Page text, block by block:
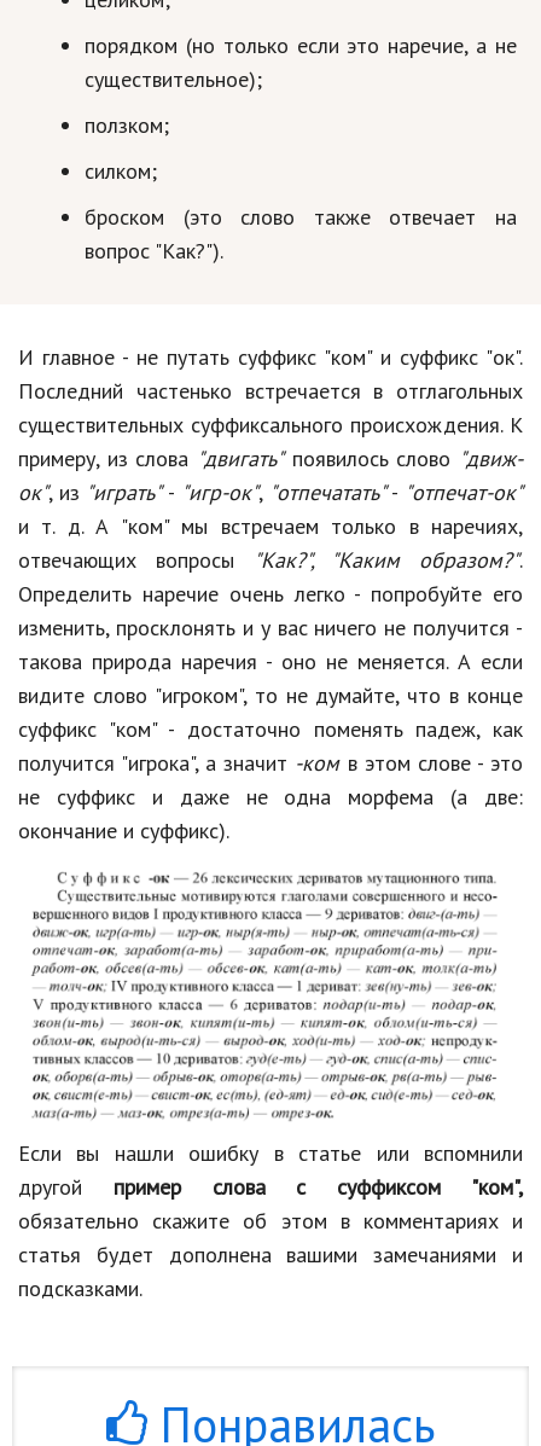
порядком (но только если это наречие, а не
существительное);
ползком;
силком;
броском (это слово также отвечает на
вопрос "Как?").
И главное - не путать суффикс "ком" и суффикс "ок".
Последний частенько встречается в отглагольных
существительных суффиксального происхождения. К
примеру, из слова "двигать"появилось слово "движ-
ок", из "играть"- "игр-ок", "отпечатать"- "отпечат-ок"
и т. д. А "ком" мы встречаем только в наречиях,
отвечающих вопросы
"Как?", "Каким образом?".
Определить наречие очень легко - попробуйте его
изменить, просклонять и у вас ничего не получится -
такова природа наречия - оно не меняется. А если
видите слово "игроком", то не думайте, что в конце
суффикс "ком" - достаточно поменять падеж, как
получится "игрока", а значит -комв этом слове - это
не суффикс и даже не одна морфема (а две:
окончание и суффикс).
Если вы нашли ошибку в статье или вспомнили
другой пример слова с суффиксом "ком",
обязательно скажите об этом в комментариях и
статья будет дополнена вашими замечаниями и
подсказками.
Понравилась